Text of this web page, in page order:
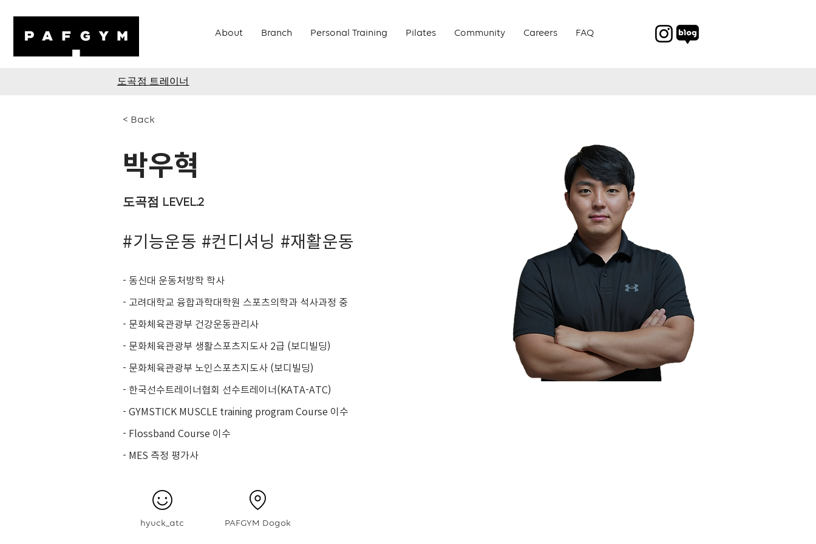
About Branch Personal Training Pilates Community Careers FAQ
도곡점 트레이너
< Back
박우혁
도곡점 LEVEL.2
#기능운동 #컨디셔닝 #재활운동
- 동신대 운동처방학 학사
- 고려대학교 융합과학대학원 스포츠의학과 석사과정 중
- 문화체육관광부 건강운동관리사
- 문화체육관광부 생활스포츠지도사 2급 (보디빌딩)
- 문화체육관광부 노인스포츠지도사 (보디빌딩)
- 한국선수트레이너협회 선수트레이너(KATA-ATC)
- GYMSTICK MUSCLE training program Course 이수
- Flossband Course 이수
- MES 측정 평가사
hyuck_atc PAFGYM Dogok